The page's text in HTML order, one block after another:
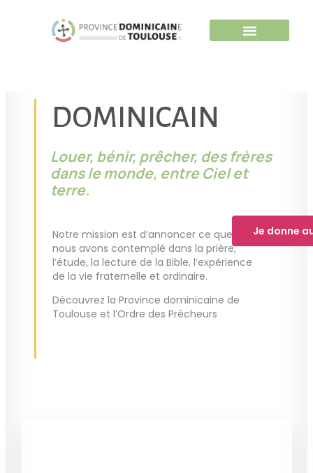
DOMINICAIN
Louer, bénir, prêcher, des frères
dans le monde, entre Ciel et
terre.
Notre mission est d’annoncer ce que
nous avons contemplé dans la prière,
l’étude, la lecture de la Bible, l’expérience
de la vie fraternelle et ordinaire.
Découvrez la Province dominicaine de
Toulouse et l’Ordre des Prêcheurs
Je donne